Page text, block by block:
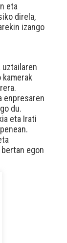
eta
direla,
izango
uztailaren
enpresaren
du.
eta Irati
egon